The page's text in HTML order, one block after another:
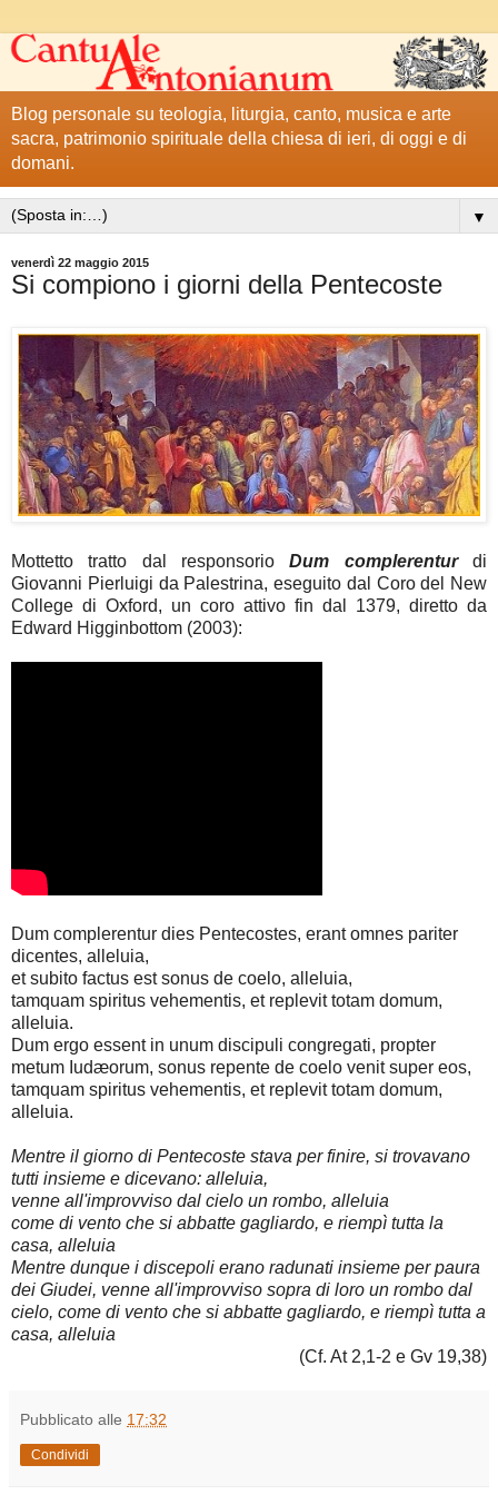
Blog personale su teologia, liturgia, canto, musica e arte
sacra, patrimonio spirituale della chiesa di ieri, di oggi e di
domani.
▼
venerdì 22 maggio 2015
Si compiono i giorni della Pentecoste
Mottetto tratto dal responsorioDum complerenturdi
Giovanni Pierluigi da Palestrina, eseguito dal Coro del New
College di Oxford, un coro attivo fin dal 1379, diretto da
Edward Higginbottom (2003):
Dum complerentur dies Pentecostes, erant omnes pariter
dicentes, alleluia,
et subito factus est sonus de coelo, alleluia,
tamquam spiritus vehementis, et replevit totam domum,
alleluia.
Dum ergo essent in unum discipuli congregati, propter
metum Iudæorum, sonus repente de coelo venit super eos,
tamquam spiritus vehementis, et replevit totam domum,
alleluia.
Mentre il giorno di Pentecoste stava per finire, si trovavano
tutti insieme e dicevano: alleluia,
venne all'improvviso dal cielo un rombo, alleluia
come di vento che si abbatte gagliardo, e riempì tutta la
casa, alleluia
Mentre dunque i discepoli erano radunati insieme per paura
dei Giudei, venne all'improvviso sopra di loro un rombo dal
cielo, come di vento che si abbatte gagliardo, e riempì tutta a
casa, alleluia
(Cf. At 2,1-2 e Gv 19,38)
Pubblicato alle 17:32
Condividi